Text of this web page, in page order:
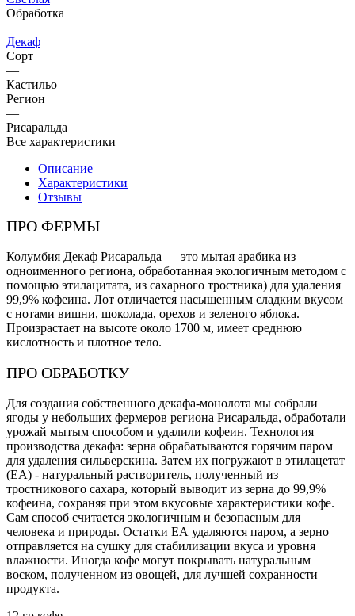
Обработка
—
Декаф
Сорт
—
Кастильо
Регион
—
Рисаральда
Все характеристики
Описание
Характеристики
Отзывы
ПРО ФЕРМЫ
Колумбия Декаф Рисаральда — это мытая арабика из
одноименного региона, обработанная экологичным методом с
помощью этилацитата, из сахарного тростника) для удаления
99,9% кофеина. Лот отличается насыщенным сладким вкусом
с нотами вишни, шоколада, орехов и зеленого яблока.
Произрастает на высоте около 1700 м, имеет среднюю
кислотность и плотное тело.
ПРО ОБРАБОТКУ
Для создания собственного декафа-монолота мы собрали
ягоды у небольших фермеров региона Рисаральда, обработали
урожай мытым способом и удалили кофеин. Технология
производства декафа: зерна обрабатываются горячим паром
для удаления сильверскина. Затем их погружают в этилацетат
(EA) - натуральный растворитель, полученный из
тростникового сахара, который выводит из зерна до 99,9%
кофеина, сохраняя при этом вкусовые характеристики кофе.
Сам способ считается экологичным и безопасным для
человека и природы. Остатки ЕА удаляются паром, а зерно
отправляется на сушку для стабилизации вкуса и уровня
влажности. Иногда кофе могут покрывать натуральным
воском, полученном из овощей, для лучшей сохранности
продукта.